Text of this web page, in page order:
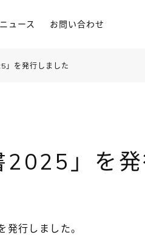
ニュース お問い合わせ
」を発行しました
2025」を
行しました。